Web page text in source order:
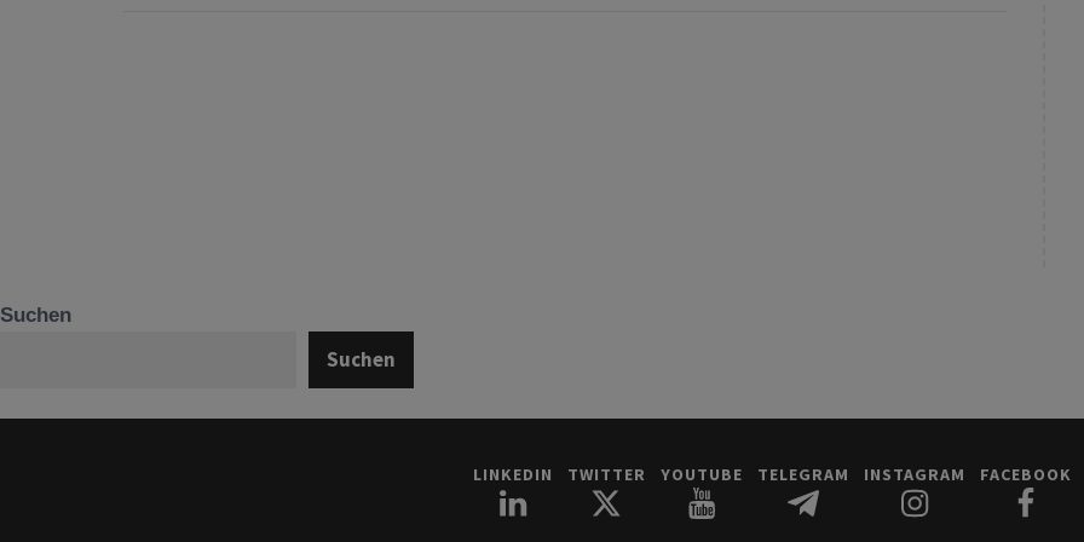
Suchen
Suchen
LINKEDIN TWITTER YOUTUBE TELEGRAM INSTAGRAM FACEBOOK